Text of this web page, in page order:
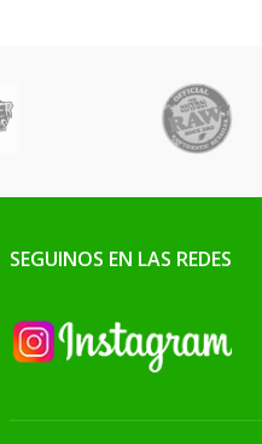
SEGUINOS EN LAS REDES